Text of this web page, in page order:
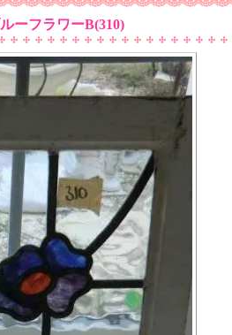
ーフラワーB(310)